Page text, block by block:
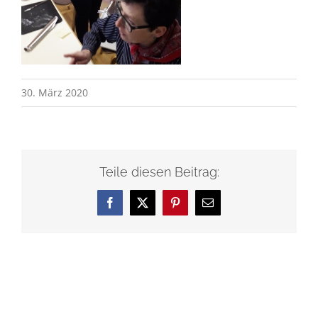
30. März 2020
Teile diesen Beitrag:
Facebook
X Pinterest
E-
Mail